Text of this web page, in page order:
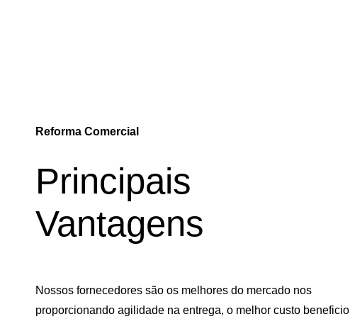
Reforma Comercial
Principais
Vantagens
Nossos fornecedores são os melhores do mercado nos
proporcionando agilidade na entrega, o melhor custo beneficio